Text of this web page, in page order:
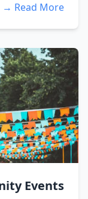
Read More →
Events